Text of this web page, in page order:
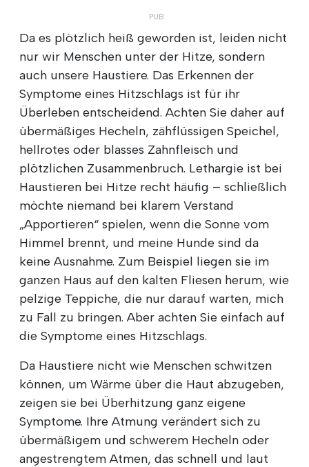
Da es plötzlich heiß geworden ist, leiden nicht
nur wir Menschen unter der Hitze, sondern
auch unsere Haustiere. Das Erkennen der
Symptome eines Hitzschlags ist für ihr
Überleben entscheidend. Achten Sie daher auf
übermäßiges Hecheln, zähflüssigen Speichel,
hellrotes oder blasses Zahnfleisch und
plötzlichen Zusammenbruch. Lethargie ist bei
Haustieren bei Hitze recht häufig – schließlich
möchte niemand bei klarem Verstand
„Apportieren“ spielen, wenn die Sonne vom
Himmel brennt, und meine Hunde sind da
keine Ausnahme. Zum Beispiel liegen sie im
ganzen Haus auf den kalten Fliesen herum, wie
pelzige Teppiche, die nur darauf warten, mich
zu Fall zu bringen. Aber achten Sie einfach auf
die Symptome eines Hitzschlags.
Da Haustiere nicht wie Menschen schwitzen
können, um Wärme über die Haut abzugeben,
zeigen sie bei Überhitzung ganz eigene
Symptome. Ihre Atmung verändert sich zu
übermäßigem und schwerem Hecheln oder
angestrengtem Atmen, das schnell und laut